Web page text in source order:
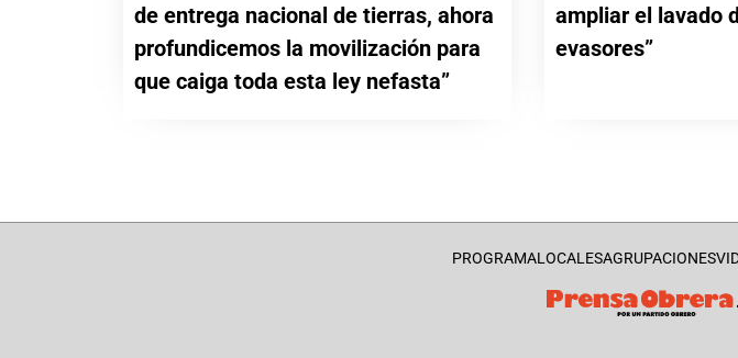
de entrega nacional de tierras, ahora
profundicemos la movilización para
que caiga toda esta ley nefasta”
ampliar el lavado
evasores”
PROGRAMALOCALESAGRUPACIONES